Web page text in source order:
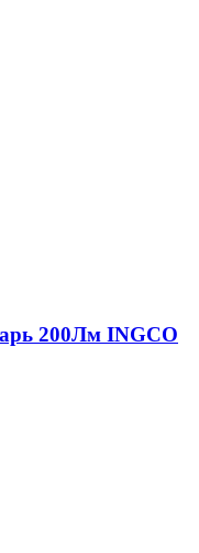
200Лм INGCO